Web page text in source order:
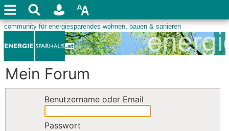
Mein Forum
Benutzername oder Email
Passwort